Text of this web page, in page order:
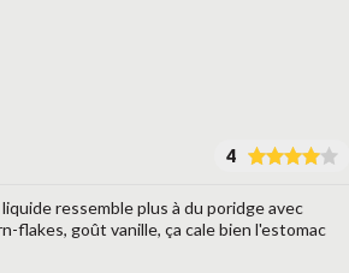
4
ressemble plus à du poridge avec
flakes, goût vanille, ça cale bien l'estomac